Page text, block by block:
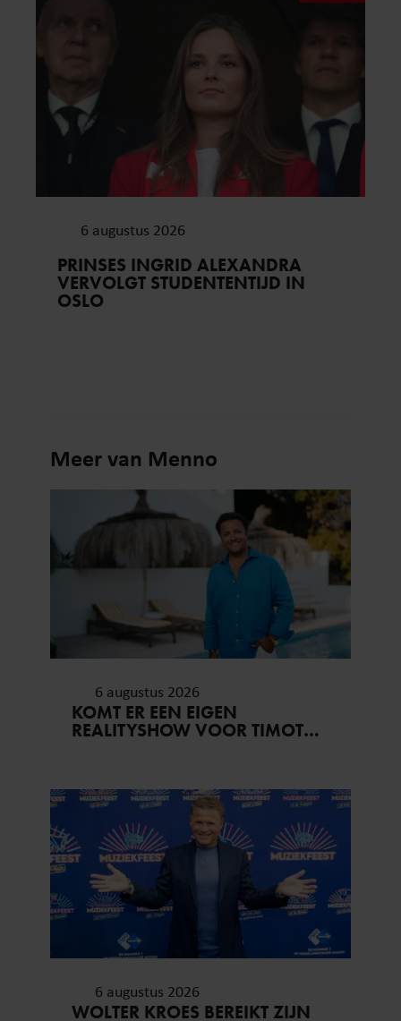
6 augustus 2026
PRINSES INGRID ALEXANDRA
VERVOLGT STUDENTENTIJD IN
OSLO
Meer van Menno
6 augustus 2026
KOMT ER EEN EIGEN
REALITYSHOW VOOR TIMOTHY
6 augustus 2026
WOLTER KROES BEREIKT ZIJN